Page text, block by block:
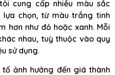
cung cấp nhiều màu sắc
lựa chọn, từ màu trắng tinh
hơn như đỏ hoặc xanh. Mỗi
nhau, tuỳ thuộc vào quy
sử dụng.
ảnh hưởng đến giá thành